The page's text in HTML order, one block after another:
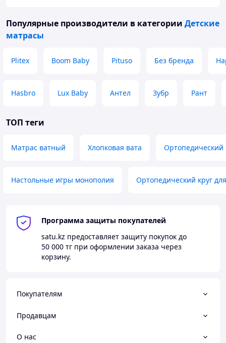
Популярные производители в категории Детские
матрасы
Plitex Boom Baby Pituso Без бренда
Hasbro Lux Baby Антел Зубр Рант
ТОП теги
Матрас ватный Хлопковая вата Ортопедический
Настольные игры монополия Ортопедический круг
Программа защиты покупателей
satu.kz предоставляет защиту покупок до
50 000 тг при оформлении заказа через
корзину.
Покупателям
Продавцам
О нас